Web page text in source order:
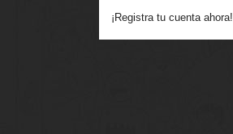
¡Registra tu cuenta ahora!